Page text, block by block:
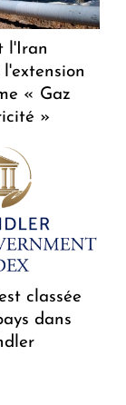
l'Iran
« Gaz
»
classée
dans